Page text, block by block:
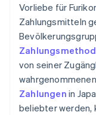
Vorliebe für
Zahlungsmitteln
von seiner
Zahlungen in
beliebter werden,